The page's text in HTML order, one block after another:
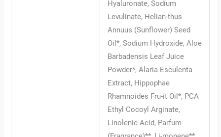
Hyaluronate, Sodium
Levulinate, Helian-thus
Annuus (Sunflower) Seed
Oil*, Sodium Hydroxide, Aloe
Barbadensis Leaf Juice
Powder*, Alaria Esculenta
Extract, Hippophae
Rhamnoides Fru-it Oil*, PCA
Ethyl Cocoyl Arginate,
Linolenic Acid, Parfum